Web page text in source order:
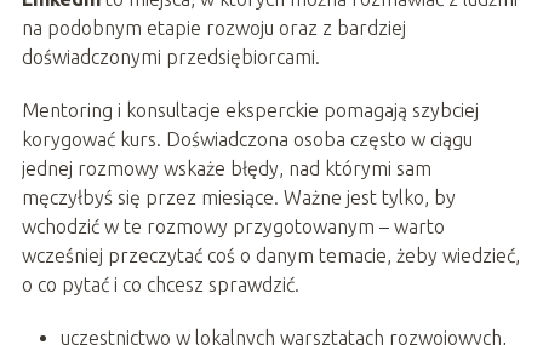
na podobnym etapie rozwoju oraz z bardziej
doświadczonymi przedsiębiorcami.
Mentoring i konsultacje eksperckie pomagają szybciej
korygować kurs. Doświadczona osoba często w ciągu
jednej rozmowy wskaże błędy, nad którymi sam
męczyłbyś się przez miesiące. Ważne jest tylko, by
wchodzić w te rozmowy przygotowanym – warto
wcześniej przeczytać coś o danym temacie, żeby wiedzieć,
o co pytać i co chcesz sprawdzić.
uczestnictwo w lokalnych warsztatach rozwojowych,